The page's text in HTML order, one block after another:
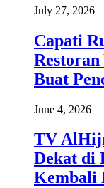
July 27, 2026
Capati
Restoran
Buat
June 4, 2026
TV
Dekat di
Kembali